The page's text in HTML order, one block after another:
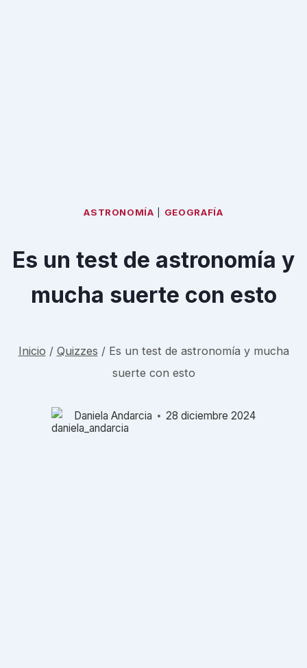
ASTRONOMÍA GEOGRAFÍA
Es un test de astronomía y
mucha suerte con esto
Inicio / Quizzes / Es un test de astronomía y mucha
suerte con esto
Daniela Andarcia 28 diciembre 2024